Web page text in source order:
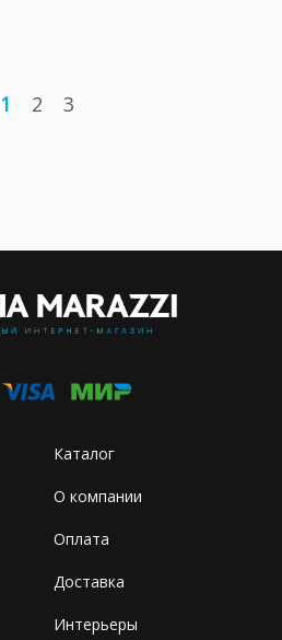
1 2 3
Каталог
О компании
Оплата
Доставка
Интерьеры